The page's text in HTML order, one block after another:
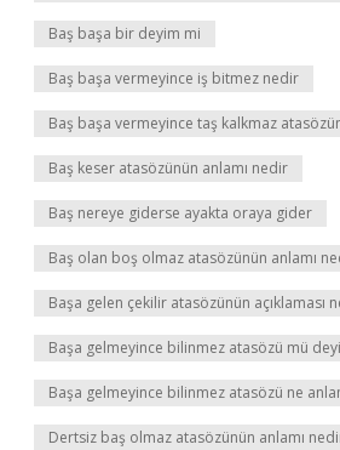
Baş başa bir deyim mi
Baş başa vermeyince iş bitmez nedir
Baş başa vermeyince taş kalkmaz
Baş keser atasözünün anlamı nedir
Baş nereye giderse ayakta oraya gider
Baş olan boş olmaz atasözünün anlamı
Başa gelen çekilir atasözünün açıklaması
Başa gelmeyince bilinmez atasözü mü
Başa gelmeyince bilinmez atasözü ne
Dertsiz baş olmaz atasözünün anlamı